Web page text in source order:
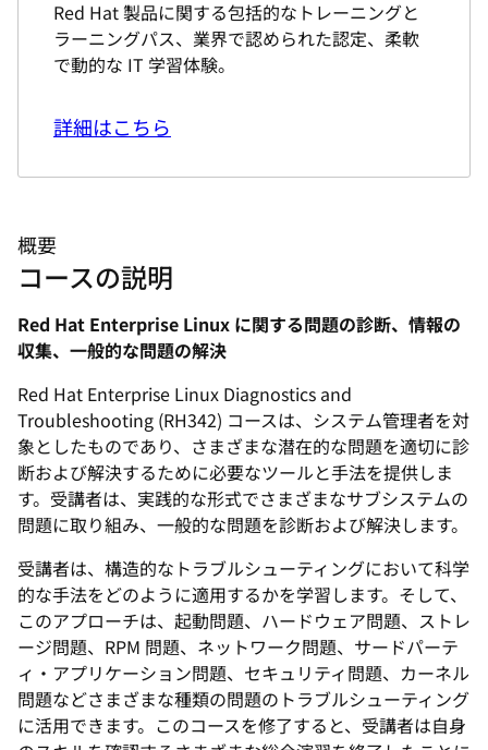
概要
Red Hat Enterprise Linux に関する問題の診断、情報の
Troubleshooting (RH342) コースは、システム管理者を対
象としたものであり、さまざまな潜在的な問題を適切に診
断および解決するために必要なツールと手法を提供しま
す。受講者は、実践的な形式でさまざまなサブシステムの
問題に取り組み、一般的な問題を診断および解決します。
受講者は、構造的なトラブルシューティングにおいて科学
的な手法をどのように適用するかを学習します。そして、
このアプローチは、起動問題、ハードウェア問題、ストレ
ージ問題、RPM 問題、ネットワーク問題、サードパーテ
ィ・アプリケーション問題、セキュリティ問題、カーネル
問題などさまざまな種類の問題のトラブルシューティング
に活用できます。このコースを修了すると、受講者は自身
のスキルを確認するさまざまな総合演習を終了したことに
なります。
このコースは Red Hat Enterprise Linux 8.4 に基づいてい
ます。
学習内容サマリー